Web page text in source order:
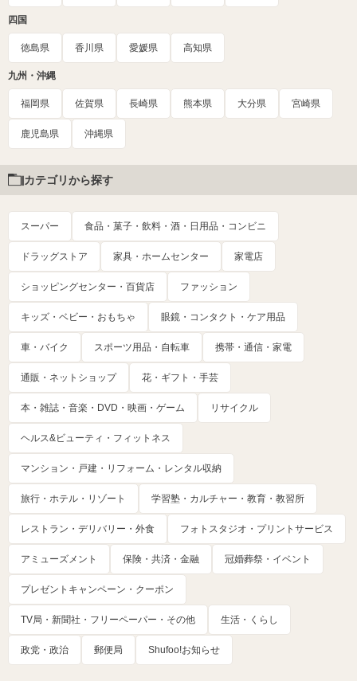
四国
徳島県 香川県 愛媛県 高知県
九州・沖縄
福岡県 佐賀県 長崎県 熊本県 大分県 宮崎県
鹿児島県 沖縄県
カテゴリから探す
スーパー 食品・菓子・飲料・酒・日用品・コンビニ
ドラッグストア 家具・ホームセンター 家電店
ショッピングセンター・百貨店 ファッション
キッズ・ベビー・おもちゃ 眼鏡・コンタクト・ケア用品
車・バイク スポーツ用品・自転車 携帯・通信・家電
通販・ネットショップ 花・ギフト・手芸
本・雑誌・音楽・DVD・映画・ゲーム リサイクル
ヘルス&ビューティ・フィットネス
マンション・戸建・リフォーム・レンタル収納
旅行・ホテル・リゾート 学習塾・カルチャー・教育・教習所
レストラン・デリバリー・外食 フォトスタジオ・プリントサービス
アミューズメント 保険・共済・金融 冠婚葬祭・イベント
プレゼントキャンペーン・クーポン
TV局・新聞社・フリーペーパー・その他 生活・くらし
政党・政治 郵便局 Shufoo!お知らせ